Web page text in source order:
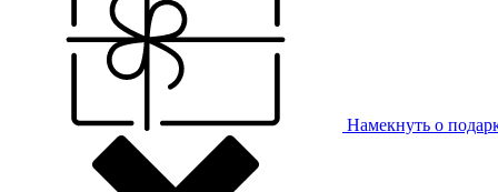
Намекнуть о